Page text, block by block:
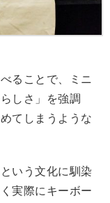
ることで、ミニ
しさ」を強調
てしまうような
いう文化に馴染
実際にキーボー